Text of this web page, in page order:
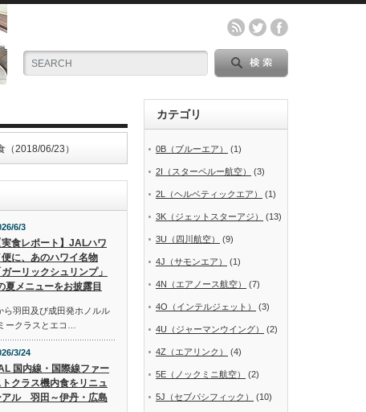
2018/06/23）
6/3
実食レポート】JALハワ
便に、あのハワイ名物
ガーリックシュリンプ」
夏メニューをお披露目
ら羽田及び成田発ホノルル
ークラスとエコ…
3/24
国内線・国際線ファー
トクラス機内食をリニュ
アル 羽田～伊丹・広島
カテゴリ
0B（ブルーエア） (1)
2I（スターペルー航空） (3)
2L（ヘルベティックエア） (1)
3K（ジェットスターアジ） (13)
3U（四川航空） (9)
4J（サモンエア） (1)
4N（エアノース航空） (7)
4O（インテルジェット） (3)
4U（ジャーマンウイング） (2)
4Z（エアリンク） (4)
5E（ノックミニ航空） (2)
5J（セブパシフィック） (10)